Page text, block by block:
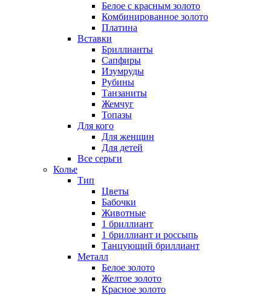
Белое с красным золото
Комбинированное золото
Платина
Вставки
Бриллианты
Сапфиры
Изумруды
Рубины
Танзаниты
Жемчуг
Топазы
Для кого
Для женщин
Для детей
Все серьги
Колье
Тип
Цветы
Бабочки
Животные
1 бриллиант
1 бриллиант и россыпь
Танцующий бриллиант
Металл
Белое золото
Желтое золото
Красное золото